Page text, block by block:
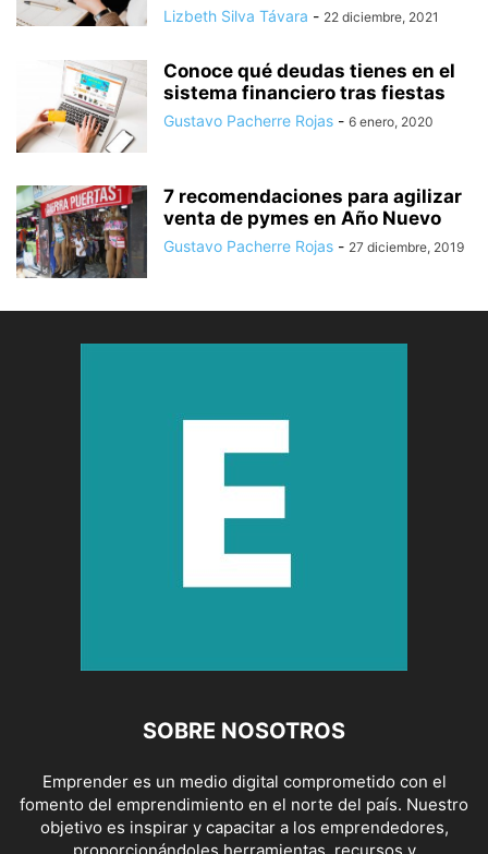
Lizbeth Silva Távara - 22 diciembre, 2021
Conoce qué deudas tienes en el
sistema financiero tras fiestas
Gustavo Pacherre Rojas - 6 enero, 2020
7 recomendaciones para agilizar
venta de pymes en Año Nuevo
Gustavo Pacherre Rojas - 27 diciembre, 2019
SOBRE NOSOTROS
Emprender es un medio digital comprometido con el
fomento del emprendimiento en el norte del país. Nuestro
objetivo es inspirar y capacitar a los emprendedores,